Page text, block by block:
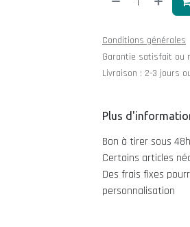
Conditions générales
Garantie satisfait ou
Livraison : 2-3 jours
Plus
Bon à tirer sous
Certains articles
Des frais fixes
personnalisation